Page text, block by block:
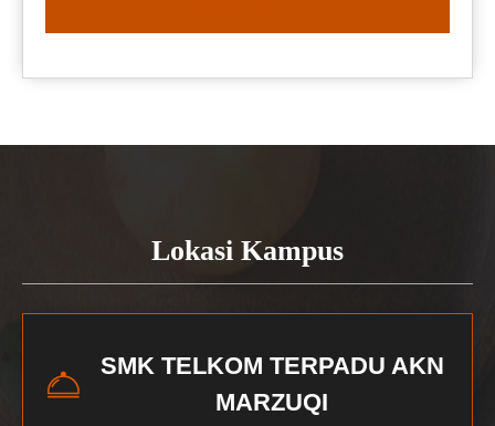
Lokasi Kampus
SMK TELKOM TERPADU AKN
MARZUQI